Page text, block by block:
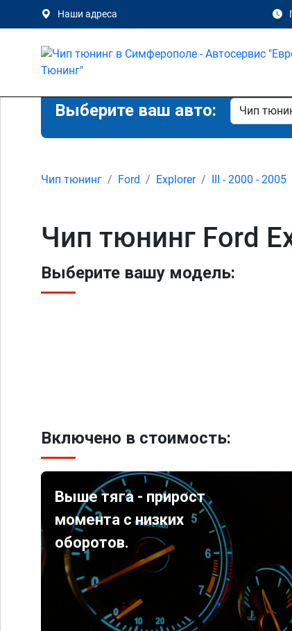
Наши адреса
Выберите ваш авто:
Чип тюнинг Ford Explorer III - 2000 - 2005
Чип тюнинг Ford
Выберите вашу модель:
Включено в стоимость:
Выше тяга - прирост
момента с низких
оборотов.